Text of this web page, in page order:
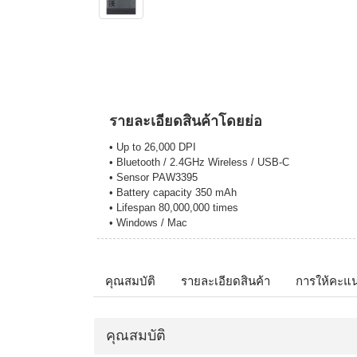
รายละเอียดสินค้าโดยย่อ
• Up to 26,000 DPI
• Bluetooth / 2.4GHz Wireless / USB-C
• Sensor PAW3395
• Battery capacity 350 mAh
• Lifespan 80,000,000 times
• Windows / Mac
คุณสมบัติ รายละเอียดสินค้า การให้คะแ
คุณสมบัติ